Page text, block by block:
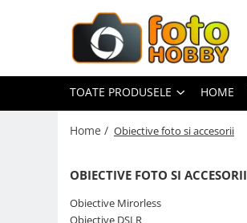
Toate Produsele
Aparate Foto
Aparate Foto Mirrorless
Aparate Foto DSLR
Aparate foto instant
Aparate foto pe film
TOATE PRODUSELE HOME
Home / Obiective foto si accesorii
OBIECTIVE FOTO SI ACCESORII
Obiective Mirorless